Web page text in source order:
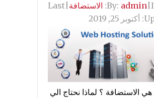
admin الاستضافة Last
أكتوبر 25, 2019
هي الاستضافة ؟ لماذا نحتاج الي